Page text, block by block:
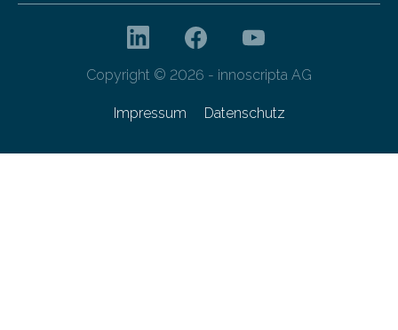
Copyright © 2026 - innoscripta AG
Impressum Datenschutz